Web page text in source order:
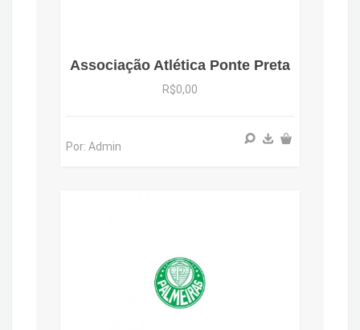
Associação Atlética Ponte Preta
R$0,00
Por: Admin